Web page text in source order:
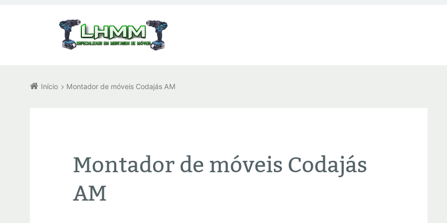
Início Montador de móveis Codajás AM
Montador de móveis Codajás
AM